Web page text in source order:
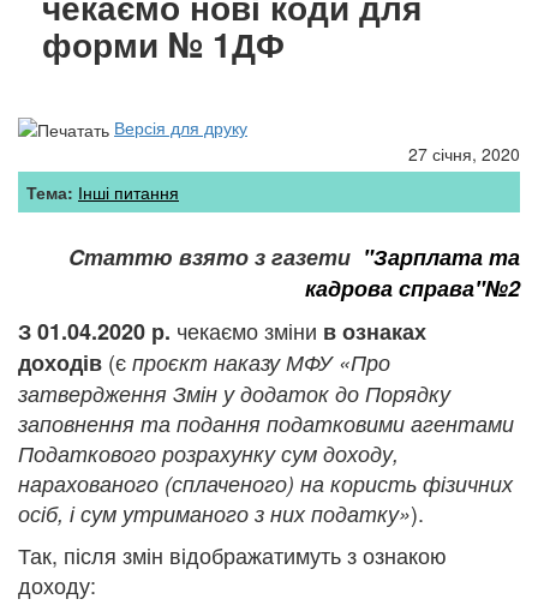
форми № 1ДФ
Версія для друку
27 січня, 2020
Тема: Інші питання
Cтаттю взято з газети "Зарплата та
кадрова справа"№2
З 01.04.2020 р. чекаємо зміни в ознаках
доходів (є проєкт наказу МФУ «Про
затвердження Змін у додаток до Порядку
заповнення та подання податковими агентами
Податкового розрахунку сум доходу,
нарахованого (сплаченого) на користь фізичних
осіб, і сум утриманого з них податку»).
Так, після змін відображатимуть з ознакою
доходу: